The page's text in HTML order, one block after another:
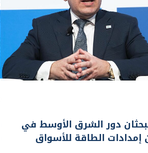
دور الشرق الأوسط في
إمدادات الطاقة للأسواق